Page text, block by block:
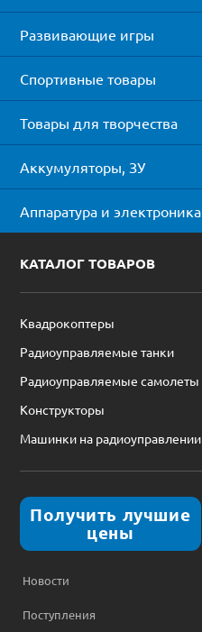
Развивающие игры
Спортивные товары
Товары для творчества
Аккумуляторы, ЗУ
Аппаратура и электроника
КАТАЛОГ ТОВАРОВ
Квадрокоптеры
Радиоуправляемые танки
Радиоуправляемые самолеты
Конструкторы
Машинки на радиоуправлении
Получить лучшие
цены
Новости
Поступления